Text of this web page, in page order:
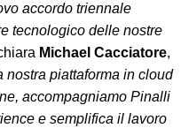
accordo triennale
tecnologico delle nostre
Michael Cacciatore,
nostra piattaforma in cloud
accompagniamo Pinalli
e semplifica il lavoro